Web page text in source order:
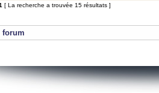
[ La recherche a trouvée 15 résultats ]
forum